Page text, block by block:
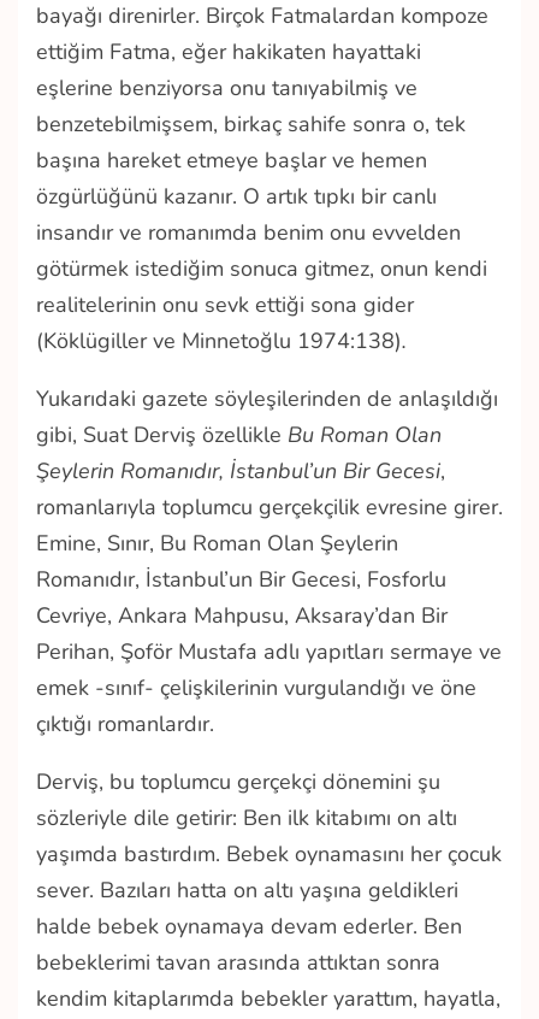
bayağı direnirler. Birçok Fatmalardan kompoze
ettiğim Fatma, eğer hakikaten hayattaki
eşlerine benziyorsa onu tanıyabilmiş ve
benzetebilmişsem, birkaç sahife sonra o, tek
başına hareket etmeye başlar ve hemen
özgürlüğünü kazanır. O artık tıpkı bir canlı
insandır ve romanımda benim onu evvelden
götürmek istediğim sonuca gitmez, onun kendi
realitelerinin onu sevk ettiği sona gider
(Köklügiller ve Minnetoğlu 1974:138).
Yukarıdaki gazete söyleşilerinden de anlaşıldığı
gibi, Suat Derviş özellikle Bu Roman Olan
Şeylerin Romanıdır, İstanbul’un Bir Gecesi,
romanlarıyla toplumcu gerçekçilik evresine girer.
Emine, Sınır, Bu Roman Olan Şeylerin
Romanıdır, İstanbul’un Bir Gecesi, Fosforlu
Cevriye, Ankara Mahpusu, Aksaray’dan Bir
Perihan, Şoför Mustafa adlı yapıtları sermaye ve
emek -sınıf- çelişkilerinin vurgulandığı ve öne
çıktığı romanlardır.
Derviş, bu toplumcu gerçekçi dönemini şu
sözleriyle dile getirir: Ben ilk kitabımı on altı
yaşımda bastırdım. Bebek oynamasını her çocuk
sever. Bazıları hatta on altı yaşına geldikleri
halde bebek oynamaya devam ederler. Ben
bebeklerimi tavan arasında attıktan sonra
kendim kitaplarımda bebekler yarattım, hayatla,